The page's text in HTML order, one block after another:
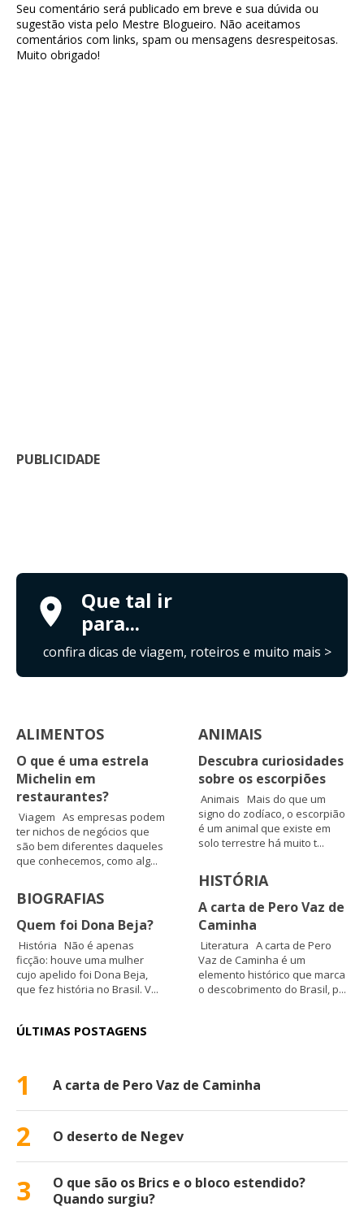
Seu comentário será publicado em breve e sua dúvida ou
sugestão vista pelo Mestre Blogueiro. Não aceitamos
comentários com links, spam ou mensagens desrespeitosas.
Muito obrigado!
PUBLICIDADE
Que tal ir
para...
confira dicas de viagem, roteiros e muito mais >
ALIMENTOS
O que é uma estrela
Michelin em
restaurantes?
Viagem As empresas podem
ter nichos de negócios que
são bem diferentes daqueles
que conhecemos, como alg...
BIOGRAFIAS
Quem foi Dona Beja?
História Não é apenas
ficção: houve uma mulher
cujo apelido foi Dona Beja,
que fez história no Brasil. V...
ANIMAIS
Descubra curiosidades
sobre os escorpiões
Animais Mais do que um
signo do zodíaco, o escorpião
é um animal que existe em
solo terrestre há muito t...
HISTÓRIA
A carta de Pero Vaz de
Caminha
Literatura A carta de Pero
Vaz de Caminha é um
elemento histórico que marca
o descobrimento do Brasil, p...
ÚLTIMAS POSTAGENS
1 A carta de Pero Vaz de Caminha
2 O deserto de Negev
3
O que são os Brics e o bloco estendido?
Quando surgiu?